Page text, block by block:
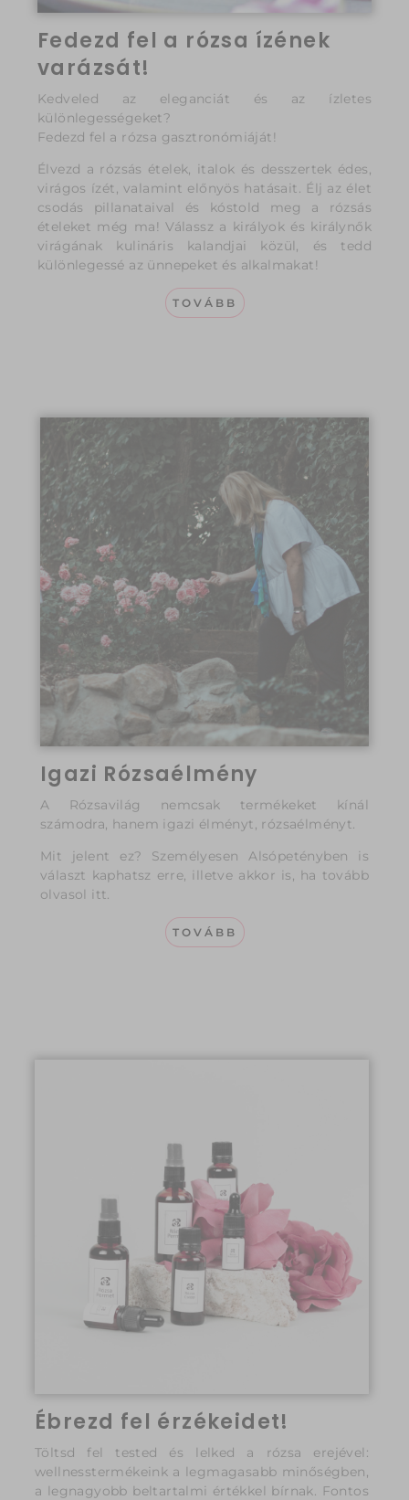
Fedezd fel a rózsa ízének
varázsát!
Kedveled az eleganciát és az ízletes
különlegességeket?
Fedezd fel a rózsa gasztronómiáját!
Élvezd a rózsás ételek, italok és desszertek édes,
virágos ízét, valamint előnyös hatásait. Élj az élet
csodás pillanataival és kóstold meg a rózsás
ételeket még ma! Válassz a királyok és királynők
virágának kulináris kalandjai közül, és tedd
különlegessé az ünnepeket és alkalmakat!
TOVÁBB
Igazi Rózsaélmény
A Rózsavilág nemcsak termékeket kínál
számodra, hanem igazi élményt, rózsaélményt.
Mit jelent ez? Személyesen Alsópetényben is
választ kaphatsz erre, illetve akkor is, ha tovább
olvasol itt.
TOVÁBB
Ébrezd fel érzékeidet!
Töltsd fel tested és lelked a rózsa erejével:
wellnesstermékeink a legmagasabb minőségben,
a legnagyobb beltartalmi értékkel bírnak. Fontos